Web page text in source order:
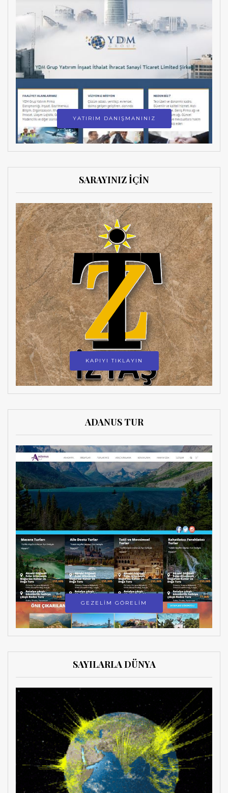
YATIRIM DANIŞMANINIZ
SARAYINIZ İÇİN
KAPIYI TIKLAYIN
ADANUS TUR
GEZELİM GÖRELİM
SAYILARLA DÜNYA